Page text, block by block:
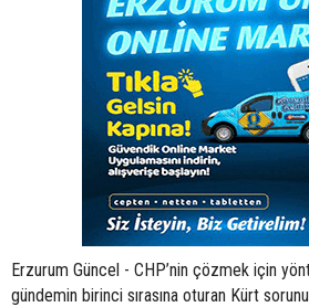
Erzurum Güncel - CHP’nin çözmek için
gündemin birinci sırasına oturan Kürt